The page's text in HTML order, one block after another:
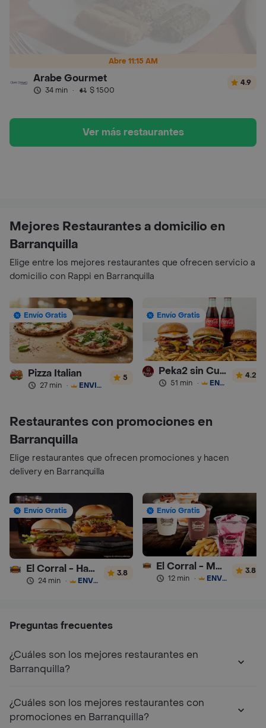
Abre 11:15 AM
Arabe Gourmet
34 min · $ 1500
4.9
Ver más restaurantes
Mejores Restaurantes a domicilio en
Barranquilla
Elige entre los mejores restaurantes que ofrecen servicio a
domicilio con Rappi en Barranquilla
Envío Gratis
Pizza Italian
27 min · ENVÍO GRATIS
5
Envío Gratis
Peka2 sin Culpa Lourdes
51 min · ENVÍO GRATIS
4.2
Restaurantes con promociones en
Barranquilla
Elige restaurantes que ofrecen promociones y hacen
delivery en Barranquilla
Envío Gratis
El Corral - Hamburguesa
24 min · ENVÍO GRATIS
3.8
Envío Gratis
El Corral - Malteadas y Helados
12 min · ENVÍO GRATIS
3.8
Preguntas frecuentes
¿Cuáles son los mejores restaurantes en
Barranquilla?
¿Cuáles son los mejores restaurantes con
promociones en Barranquilla?